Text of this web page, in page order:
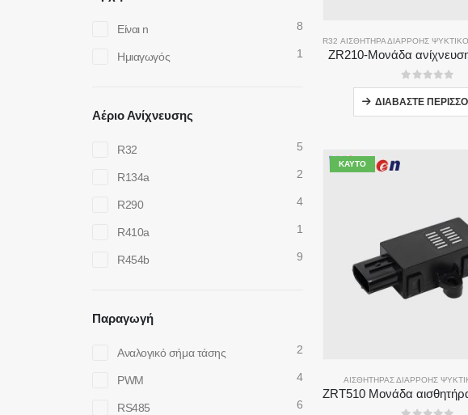
R32 ΑΙΣΘΗΤΉΡΑ ΔΙΑΡΡΟΉΣ
ZR210-Μονάδα
0από 5
ΔΙΑΒΆΣΤΕ
ΚΑΥΤΌ
ΑΙΣΘΗΤΉΡΑΣ ΔΙΑΡΡΟΉΣ
Είναι n 8
Ημιαγωγός 1
Αέριο Ανίχνευσης
R32 5
R134a 2
R290 4
R410a 1
R454b 9
Παραγωγή
Αναλογικό σήμα τάσης 2
PWM 4
RS485 6